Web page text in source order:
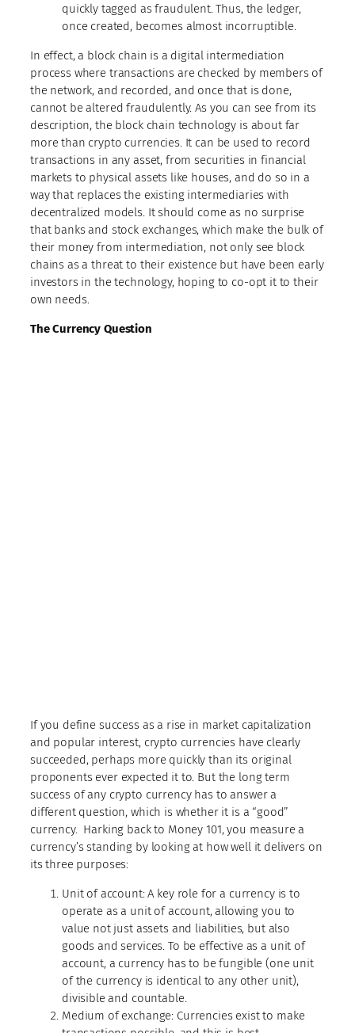
quickly tagged as fraudulent. Thus, the ledger,
once created, becomes almost incorruptible.
In effect, a block chain is a digital intermediation
process where transactions are checked by members of
the network, and recorded, and once that is done,
cannot be altered fraudulently. As you can see from its
description, the block chain technology is about far
more than crypto currencies. It can be used to record
transactions in any asset, from securities in financial
markets to physical assets like houses, and do so in a
way that replaces the existing intermediaries with
decentralized models. It should come as no surprise
that banks and stock exchanges, which make the bulk of
their money from intermediation, not only see block
chains as a threat to their existence but have been early
investors in the technology, hoping to co-opt it to their
own needs.
The Currency Question
If you define success as a rise in market capitalization
and popular interest, crypto currencies have clearly
succeeded, perhaps more quickly than its original
proponents ever expected it to. But the long term
success of any crypto currency has to answer a
different question, which is whether it is a “good”
currency. Harking back to Money 101, you measure a
currency’s standing by looking at how well it delivers on
its three purposes:
Unit of account: A key role for a currency is to
operate as a unit of account, allowing you to
value not just assets and liabilities, but also
goods and services. To be effective as a unit of
account, a currency has to be fungible (one unit
of the currency is identical to any other unit),
divisible and countable.
Medium of exchange: Currencies exist to make